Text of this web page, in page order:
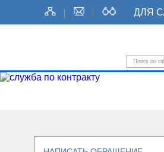
ДЛЯ